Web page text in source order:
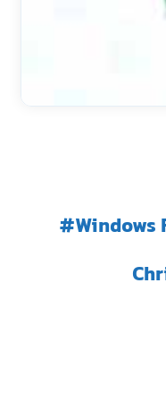
Windows